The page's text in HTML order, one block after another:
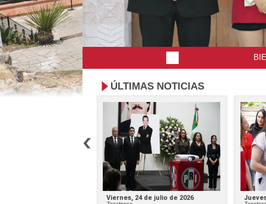
ÚLTIMAS NOTICIAS
Viernes, 24 de julio de 2026